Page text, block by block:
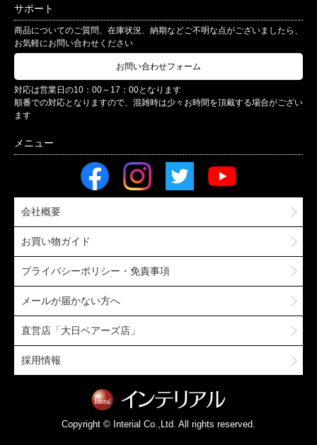
サポート
商品についてのご質問、在庫状況、納期などご不明な点がございましたら、
お気軽にお問い合わせください
お問い合わせフォーム
対応は営業日の10：00～17：00となります
順番での対応となりますので、混雑時は少々お時間を頂戴する場合がござい
ます
会社概要
お買い物ガイド
プライバシーポリシー・免責事項
メールが届かない方へ
直営店「大日ベアーズ店」
採用情報
Copyright © Interial Co.,Ltd. All rights reserved.